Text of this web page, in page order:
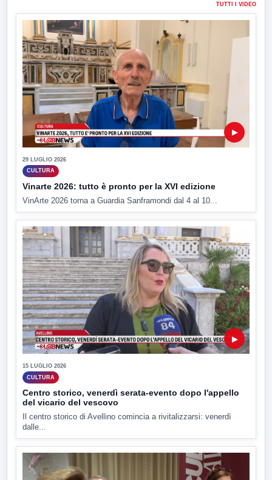
TUTTI I VIDEO
▶
29 LUGLIO 2026
CULTURA
Vinarte 2026: tutto è pronto per la XVI edizione
VinArte 2026 torna a Guardia Sanframondi dal 4 al 10...
▶
15 LUGLIO 2026
CULTURA
Centro storico, venerdì serata-evento dopo l'appello
del vicario del vescovo
Il centro storico di Avellino comincia a rivitalizzarsi: venerdì
dalle...